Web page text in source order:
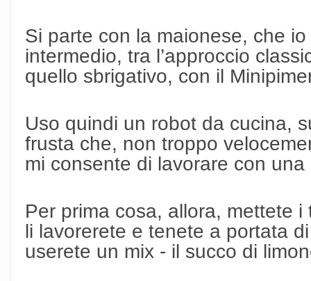
Si parte con la maionese, che
intermedio, tra l’approccio
quello sbrigativo, con il
Uso quindi un robot da cucina,
frusta che, non troppo
mi consente di lavorare con
Per prima cosa, allora, mettete
li lavorerete e tenete a portata
userete un mix - il succo di